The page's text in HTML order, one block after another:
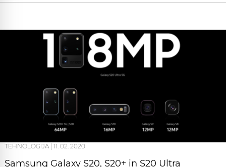
TEHNOLOGIJA | 11. 02. 2020
Samsung Galaxy S20, S20+ in S20 Ultra